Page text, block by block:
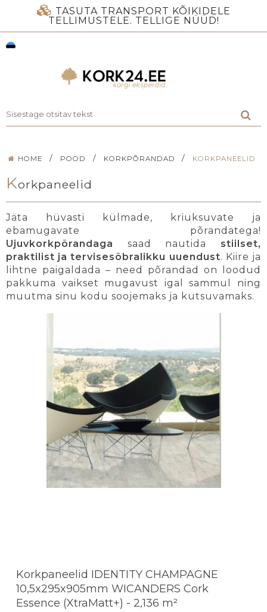
TASUTA TRANSPORT KÕIKIDELE
TELLIMUSTELE. TELLIGE NÜÜD!
HOME / POOD / KORKPÕRANDAD / KORKPANEELID
Korkpaneelid
Jäta hüvasti külmade, kriuksuvate ja
ebamugavate põrandatega!
Ujuvkorkpõrandaga
saad nautida stiilset,
praktilist ja tervisesõbralikku uuendust. Kiire ja
lihtne paigaldada – need põrandad on loodud
pakkuma vaikset mugavust igal sammul ning
muutma sinu kodu soojemaks ja kutsuvamaks.
Korkpaneelid IDENTITY CHAMPAGNE
10,5x295x905mm WICANDERS Cork
Essence (XtraMatt+) - 2,136 m²